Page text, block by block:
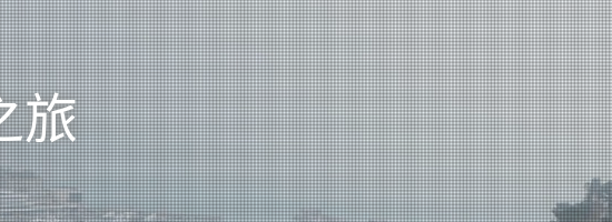
件或目錄/主頁/katekyonet/trip-
在線的47
旅